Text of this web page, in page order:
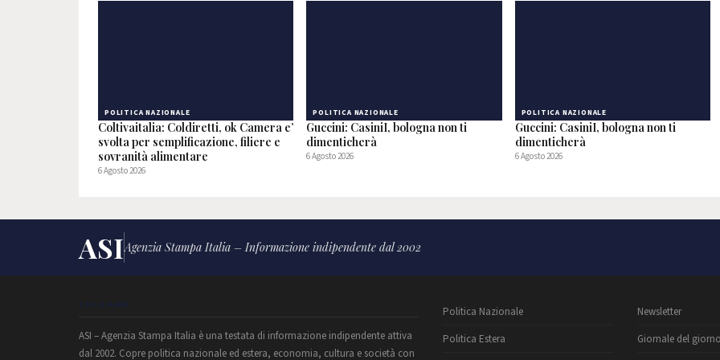
POLITICA NAZIONALE
Coltivaitalia: Coldiretti, ok Camera e’
svolta per semplificazione, filiere e
sovranità alimentare
6 Agosto 2026
POLITICA NAZIONALE
Guccini: CasiniI, bologna non ti
dimenticherà
6 Agosto 2026
POLITICA NAZIONALE
Guccini: CasiniI, bologna non ti
dimenticherà
6 Agosto 2026
ASIAgenzia Stampa Italia – Informazione indipendente dal 2002
CHI SIAMO
ASI – Agenzia Stampa Italia è una testata di informazione indipendente attiva
dal 2002. Copre politica nazionale ed estera, economia, cultura e società con
Politica Nazionale
Politica Estera
Newsletter
Giornale del giorno